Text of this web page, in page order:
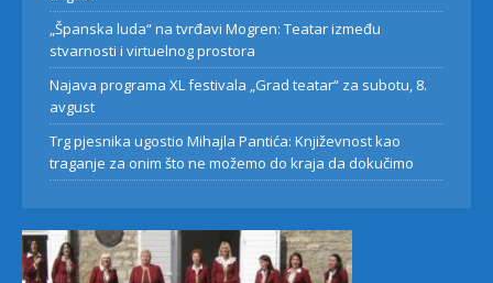
„Španska luda“ na tvrđavi Mogren: Teatar između
stvarnosti i virtuelnog prostora
Najava programa XL festivala „Grad teatar“ za subotu, 8.
avgust
Trg pjesnika ugostio Mihajla Pantića: Književnost kao
traganje za onim što ne možemo do kraja da dokučimo